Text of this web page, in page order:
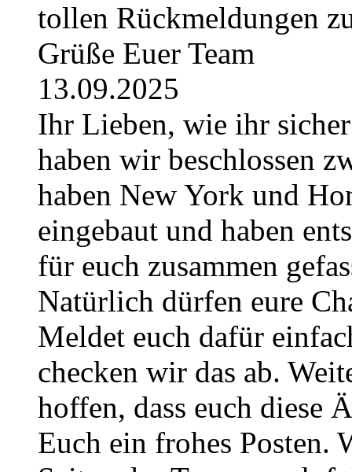
tollen Rückmeldungen
Grüße Euer Team
13.09.2025
Ihr Lieben, wie ihr
haben wir beschlossen
haben New York und
eingebaut und haben
für euch zusammen
Natürlich dürfen eure
Meldet euch dafür
checken wir das ab.
hoffen, dass euch diese
Euch ein frohes Posten.